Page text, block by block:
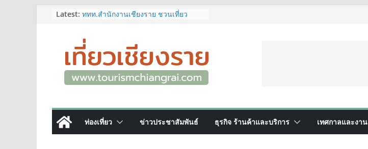
Latest: ยกระดับตลาดสด 100 ปี สู่พิพิธภัณฑ์
ททท.สำนักงานเชียงราย ชวนเที่ยว
เชียงรายหน้าฝน ให้ชุ่มฉ่ำหัวใจไปกับ
“Feel All the Feelings” เที่ยวให้สนุก
เก็บแสตมป์ครบ แล้วรับของที่ระลึกสุด
พิเศษ! ทันที
แล้ววันนี้ เลขเด่น เลขมงคล ความหมาย
ดีมีให้เลือกหลากหลายทั้ง 301 หมายเลข
3 พิกัด ที่เที่ยวชมงานเทศกาลโล้ชิงช้า
จ.เชียงราย ที่ไม่ควรพลาด!
ท่องเที่ยว ข่าวประชาสัมพันธ์ ธุรกิจ ร้านค้าและบริการ เทศกาลและงาน